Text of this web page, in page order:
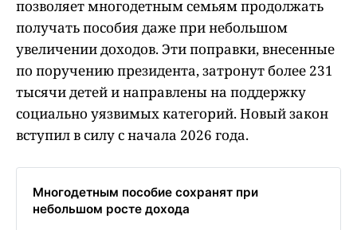
позволяет многодетным семьям продолжать
получать пособия даже при небольшом
увеличении доходов. Эти поправки, внесенные
по поручению президента, затронут более 231
тысячи детей и направлены на поддержку
социально уязвимых категорий. Новый закон
вступил в силу с начала 2026 года.
Многодетным пособие сохранят при
небольшом росте дохода